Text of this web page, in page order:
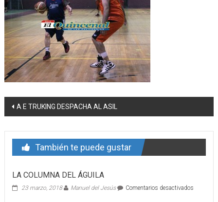
Navegación
entrada
A E TRUKING DESPACHA AL ASIL
También te puede gustar
LA COLUMNA DEL ÁGUILA
23 marzo, 2018 Manuel del Jesús Comentarios desactivadosen